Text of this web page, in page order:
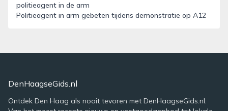
politieagent in de arm
Politieagent in arm gebeten tijdens demonstratie op A12
DenHaagseGids.nl
Ontdek Den Haag als nooit tevoren met DenHaagseGids.nl.